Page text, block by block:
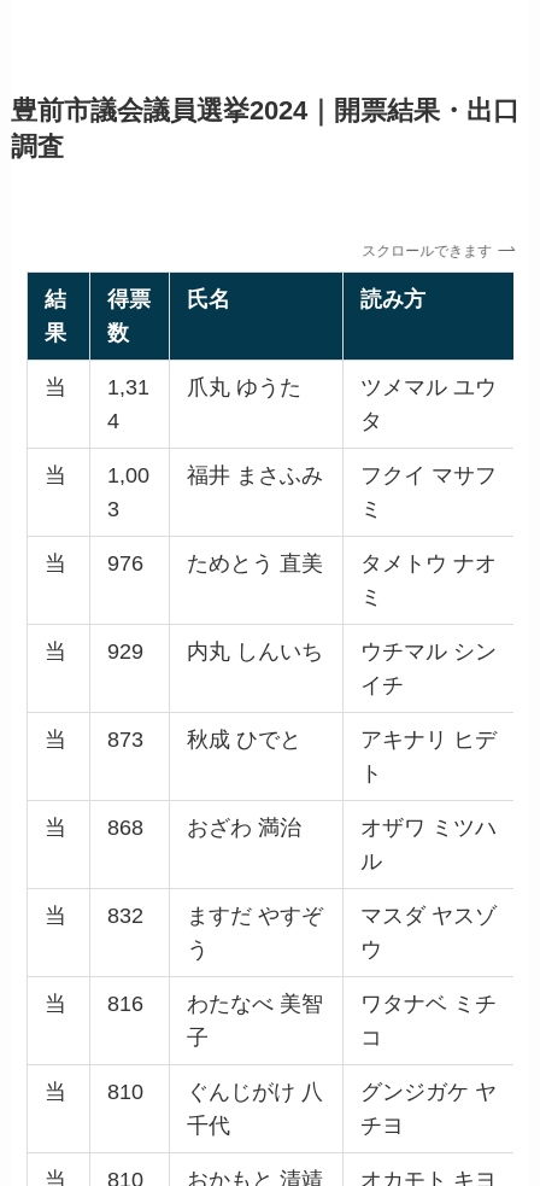
豊前市議会議員選挙2024｜開票結果・出口
調査
スクロールできます
結
果
得票
数
氏名 読み方
当
1,31
4
爪丸 ゆうた
ツメマル ユウ
タ
当
1,00
3
福井 まさふみ
フクイ マサフ
ミ
当 976 ためとう 直美
タメトウ ナオ
ミ
当 929 内丸 しんいち
ウチマル シン
イチ
当 873 秋成 ひでと
アキナリ ヒデ
ト
当 868 おざわ 満治
オザワ ミツハ
ル
当 832
ますだ やすぞ
う
マスダ ヤスゾ
ウ
当 816
わたなべ 美智
子
ワタナベ ミチ
コ
当 810
ぐんじがけ 八
千代
グンジガケ ヤ
チヨ
当 810 おかもと 清靖 オカモト キヨ